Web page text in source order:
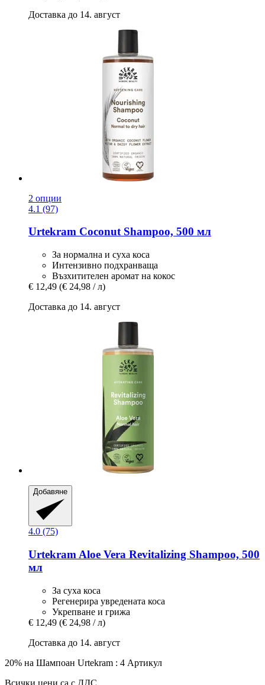
Доставка до 14. август
2 опции
4.1 (97)
Urtekram Coconut Shampoo, 500 мл
За нормална и суха коса
Интензивно подхранваща
Възхитителен аромат на кокос
€ 12,49 (€ 24,98 / л)
Доставка до 14. август
Добавяне
4.0 (75)
Urtekram Aloe Vera Revitalizing Shampoo, 500
мл
За суха коса
Регенерира увредената коса
Укрепване и грижа
€ 12,49 (€ 24,98 / л)
Доставка до 14. август
20% на Шампоан Urtekram : 4 Артикул
Всички цени са с ДДС.